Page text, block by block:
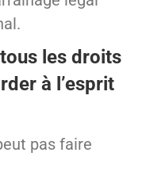
les droits
à l’esprit
pas faire